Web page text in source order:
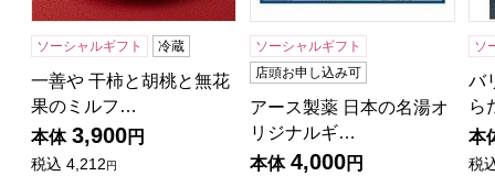
ソーシャルギフト 冷蔵
一善や 干柿と胡桃と無花
果のミルフ…
本体 3,900円
税込 4,212円
ソーシャルギフト
店頭お申し込み可
アース製薬 日本の名湯オ
リジナルギ…
本体 4,000円
ソ
バ
ら
本
税